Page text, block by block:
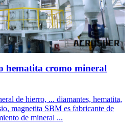
hematita cromo mineral
de hierro, ... diamantes, hematita,
magnetita SBM es fabricante de
de mineral ...